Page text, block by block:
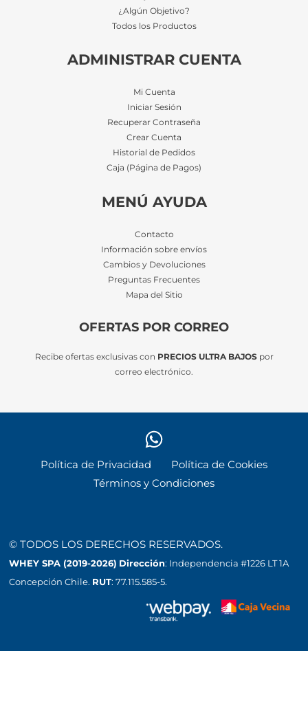
¿Algún Objetivo?
Todos los Productos
ADMINISTRAR CUENTA
Mi Cuenta
Iniciar Sesión
Recuperar Contraseña
Crear Cuenta
Historial de Pedidos
Caja (Página de Pagos)
MENÚ AYUDA
Contacto
Información sobre envíos
Cambios y Devoluciones
Preguntas Frecuentes
Mapa del Sitio
OFERTAS POR CORREO
Recibe ofertas exclusivas con PRECIOS ULTRA BAJOSpor
correo electrónico.
Política de Privacidad
Política de Cookies
Términos y Condiciones
© TODOS LOS DERECHOS RESERVADOS.
WHEY SPA (2019-2026) Dirección: Independencia #1226 LT 1A
Concepción Chile. RUT: 77.115.585-5.